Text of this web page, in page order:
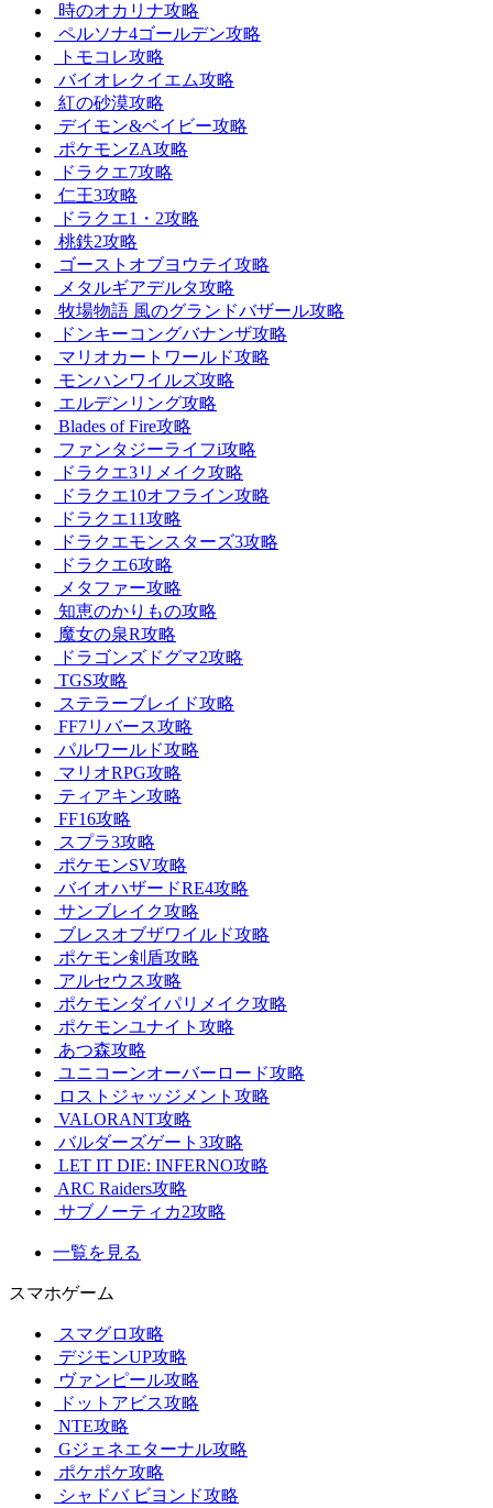
時のオカリナ攻略
ペルソナ4ゴールデン攻略
トモコレ攻略
バイオレクイエム攻略
紅の砂漠攻略
デイモン&ベイビー攻略
ポケモンZA攻略
ドラクエ7攻略
仁王3攻略
ドラクエ1・2攻略
桃鉄2攻略
ゴーストオブヨウテイ攻略
メタルギアデルタ攻略
牧場物語 風のグランドバザール攻略
ドンキーコングバナンザ攻略
マリオカートワールド攻略
モンハンワイルズ攻略
エルデンリング攻略
Blades of Fire攻略
ファンタジーライフi攻略
ドラクエ3リメイク攻略
ドラクエ10オフライン攻略
ドラクエ11攻略
ドラクエモンスターズ3攻略
ドラクエ6攻略
メタファー攻略
知恵のかりもの攻略
魔女の泉R攻略
ドラゴンズドグマ2攻略
TGS攻略
ステラーブレイド攻略
FF7リバース攻略
パルワールド攻略
マリオRPG攻略
ティアキン攻略
FF16攻略
スプラ3攻略
ポケモンSV攻略
バイオハザードRE4攻略
サンブレイク攻略
ブレスオブザワイルド攻略
ポケモン剣盾攻略
アルセウス攻略
ポケモンダイパリメイク攻略
ポケモンユナイト攻略
あつ森攻略
ユニコーンオーバーロード攻略
ロストジャッジメント攻略
VALORANT攻略
バルダーズゲート3攻略
LET IT DIE: INFERNO攻略
ARC Raiders攻略
サブノーティカ2攻略
一覧を見る
スマホゲーム
スマグロ攻略
デジモンUP攻略
ヴァンピール攻略
ドットアビス攻略
NTE攻略
Gジェネエターナル攻略
ポケポケ攻略
シャドバ ビヨンド攻略